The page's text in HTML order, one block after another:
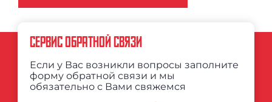
СЕРВИС ОБРАТНОЙ СВЯЗИ
Если у Вас возникли вопросы заполните
форму обратной связи и мы
обязательно с Вами свяжемся